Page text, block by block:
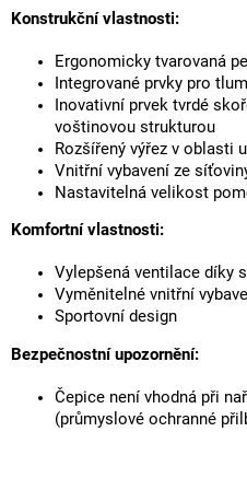
Konstrukční vlastnosti:
Ergonomicky tvarovaná
Integrované prvky pro
Inovativní prvek tvrdé
voštinovou strukturou
Rozšířený výřez v oblasti
Vnitřní vybavení ze
Nastavitelná velikost
Komfortní vlastnosti:
Vylepšená ventilace díky
Vyměnitelné vnitřní
Sportovní design
Bezpečnostní upozornění:
Čepice není vhodná při
(průmyslové ochranné